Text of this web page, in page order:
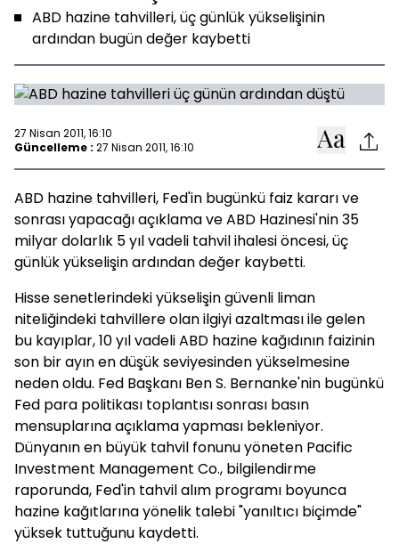
ABD hazine tahvilleri, üç günlük yükselişinin
ardından bugün değer kaybetti
27 Nisan 2011, 16:10
Güncelleme : 27 Nisan 2011, 16:10
ABD hazine tahvilleri, Fed'in bugünkü faiz kararı ve
sonrası yapacağı açıklama ve ABD Hazinesi'nin 35
milyar dolarlık 5 yıl vadeli tahvil ihalesi öncesi, üç
günlük yükselişin ardından değer kaybetti.
Hisse senetlerindeki yükselişin güvenli liman
niteliğindeki tahvillere olan ilgiyi azaltması ile gelen
bu kayıplar, 10 yıl vadeli ABD hazine kağıdının faizinin
son bir ayın en düşük seviyesinden yükselmesine
neden oldu. Fed Başkanı Ben S. Bernanke'nin bugünkü
Fed para politikası toplantısı sonrası basın
mensuplarına açıklama yapması bekleniyor.
Dünyanın en büyük tahvil fonunu yöneten Pacific
Investment Management Co., bilgilendirme
raporunda, Fed'in tahvil alım programı boyunca
hazine kağıtlarına yönelik talebi "yanıltıcı biçimde"
yüksek tuttuğunu kaydetti.